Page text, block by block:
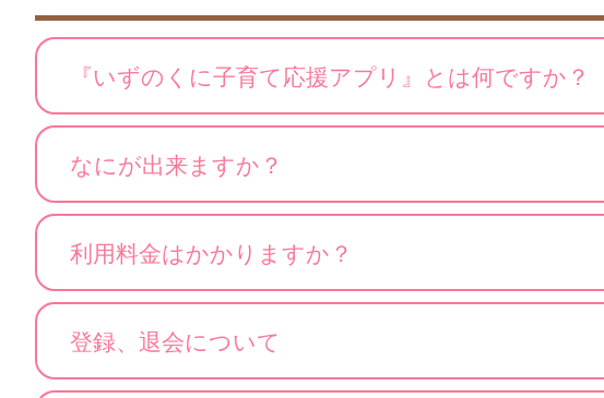
『いずのくに子育て応援アプリ』とは何ですか？
なにが出来ますか？
利用料金はかかりますか？
登録、退会について